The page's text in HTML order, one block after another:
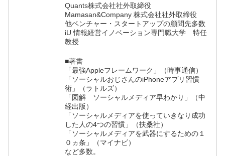
Quants株式会社社外取締役
Mamasan&Company 株式会社社外取締役
他ベンチャー・スタートアップの顧問先多数
iU 情報経営イノベーション専門職大学 特任
教授
■著書
「最強Appleフレームワーク」（時事通信）
「ソーシャルおじさんのiPhoneアプリ習慣
術」（ラトルズ）
「図解 ソーシャルメディア早わかり」（中
経出版）
「ソーシャルメディアを使っていきなり成功
した人の4つの習慣」（扶桑社）
「ソーシャルメディアを武器にするための１
０ヵ条」（マイナビ）
など多数。